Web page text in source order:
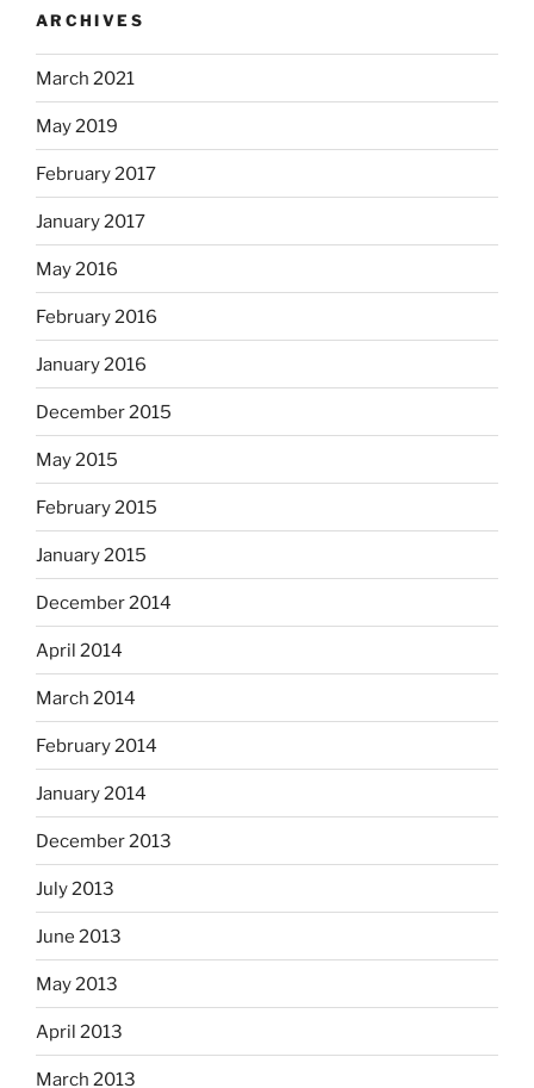
ARCHIVES
March 2021
May 2019
February 2017
January 2017
May 2016
February 2016
January 2016
December 2015
May 2015
February 2015
January 2015
December 2014
April 2014
March 2014
February 2014
January 2014
December 2013
July 2013
June 2013
May 2013
April 2013
March 2013